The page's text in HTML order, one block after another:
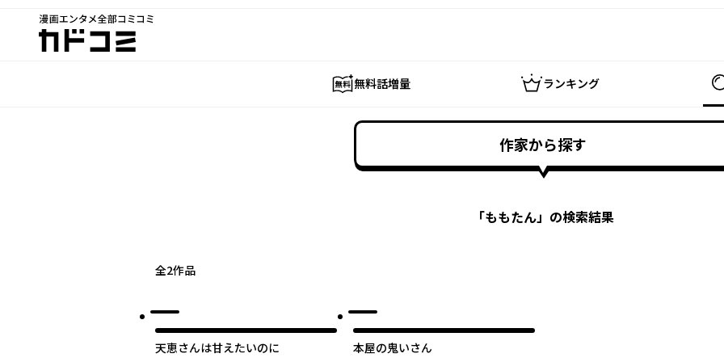
漫画エンタメ全部コミコミ
カドコミ
無料話増量 ランキング
作家から探す
「ももたん」の検索結果
全2作品
天恵さんは甘えたいのに 本屋の鬼いさん